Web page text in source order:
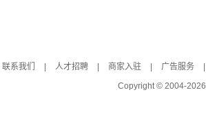
联系我们 人才招聘 商家入驻 广告服务
Copyright © 2004-2026